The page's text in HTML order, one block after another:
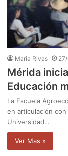
Maria Rivas
Mérida
Educación
La Escuela
en articulación con
Universidad…
Ver Mas »